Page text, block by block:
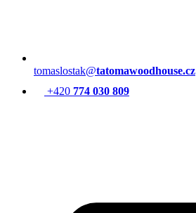
tomaslostak@tatomawoodhouse.cz
+420 774 030 809